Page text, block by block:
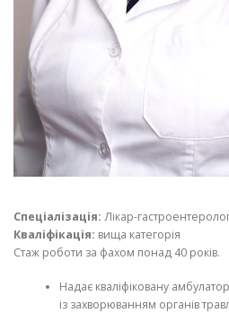
Спеціалізація: Лікар-
Кваліфікація: вища категорія
Стаж роботи за фахом понад 40 років.
Надає кваліфіковану
із захворюванням органів